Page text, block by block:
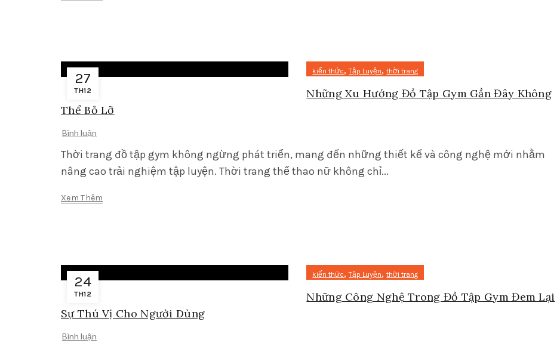
27
TH12
kiến thức,Tập Luyện,thời trang
Những Xu Hướng Đồ Tập Gym Gần Đây Không
Thể Bỏ Lỡ
Bình luận
Thời trang đồ tập gym không ngừng phát triển, mang đến những thiết kế và công nghệ mới nhằm
nâng cao trải nghiệm tập luyện. Thời trang thể thao nữ không chỉ...
Xem Thêm
24
TH12
kiến thức,Tập Luyện,thời trang
Những Công Nghệ Trong Đồ Tập Gym Đem Lại
Sự Thú Vị Cho Người Dùng
Bình luận